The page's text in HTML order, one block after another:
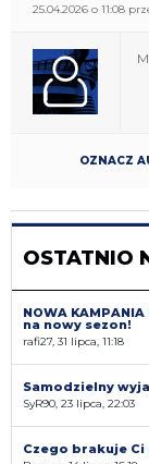
25.04.2026 o 11:08
OZNACZ
OSTATNIO
NOWA
na nowy sezon!
rafi27, 31 lipca, 11:18
Samodzielny
SyR90, 23 lipca, 22:03
Czego brakuje Ci